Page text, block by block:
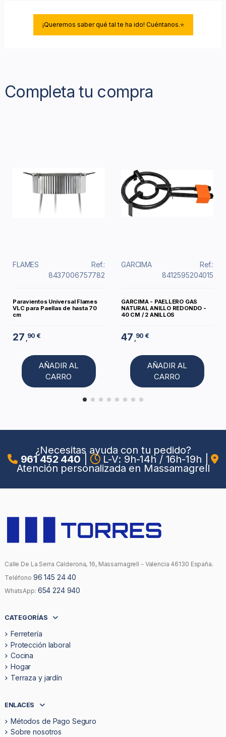
¡Queremos saber qué tal te ha ido! Cuéntanos.⭐
Completa tu compra
FLAMES
Ref.:
8437006757782
Paravientos Universal Flames
VLC para Paellas de hasta 70
cm
27 ,90 €
AÑADIR AL
CARRO
GARCIMA
Ref.:
8412595204015
GARCIMA - PAELLERO GAS
NATURAL ANILLO REDONDO -
40 CM / 2 ANILLOS
47 ,90 €
AÑADIR AL
CARRO
¿Necesitas ayuda con tu pedido?
961 452 440 L-V: 9h-14h / 16h-19h
Atención personalizada en Massamagrell
Calle De La Serra Calderona, 16, Massamagrell - Valencia 46130 España.
Teléfono 96 145 24 40
WhatsApp: 654 224 940
CATEGORÍAS
Ferretería
Protección laboral
Cocina
Hogar
Terraza y jardín
ENLACES
Métodos de Pago Seguro
Sobre nosotros